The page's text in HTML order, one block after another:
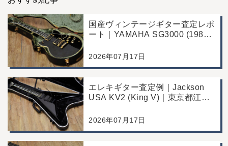
国産ヴィンテージギター査定レポ
ート｜YAMAHA SG3000 (1988
り店舗にて買取
2026年07月17日
エレキギター査定例｜Jackson
USA KV2 (King V)｜東京都江戸
2026年07月17日